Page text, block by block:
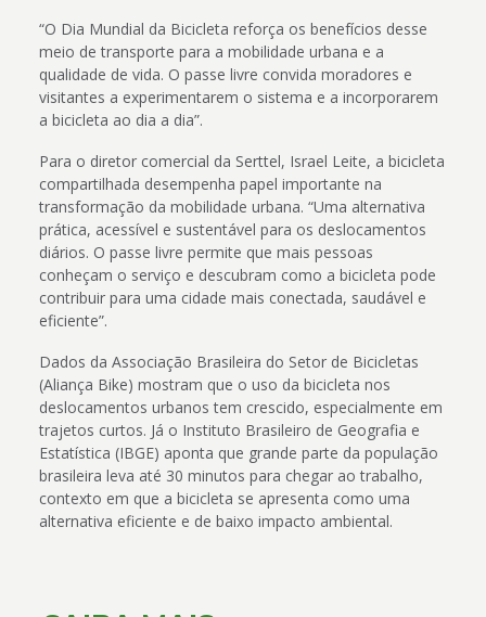
“O Dia Mundial da Bicicleta reforça os benefícios desse
meio de transporte para a mobilidade urbana e a
qualidade de vida. O passe livre convida moradores e
visitantes a experimentarem o sistema e a incorporarem
a bicicleta ao dia a dia”.
Para o diretor comercial da Serttel, Israel Leite, a bicicleta
compartilhada desempenha papel importante na
transformação da mobilidade urbana. “Uma alternativa
prática, acessível e sustentável para os deslocamentos
diários. O passe livre permite que mais pessoas
conheçam o serviço e descubram como a bicicleta pode
contribuir para uma cidade mais conectada, saudável e
eficiente”.
Dados da Associação Brasileira do Setor de Bicicletas
(Aliança Bike) mostram que o uso da bicicleta nos
deslocamentos urbanos tem crescido, especialmente em
trajetos curtos. Já o Instituto Brasileiro de Geografia e
Estatística (IBGE) aponta que grande parte da população
brasileira leva até 30 minutos para chegar ao trabalho,
contexto em que a bicicleta se apresenta como uma
alternativa eficiente e de baixo impacto ambiental.